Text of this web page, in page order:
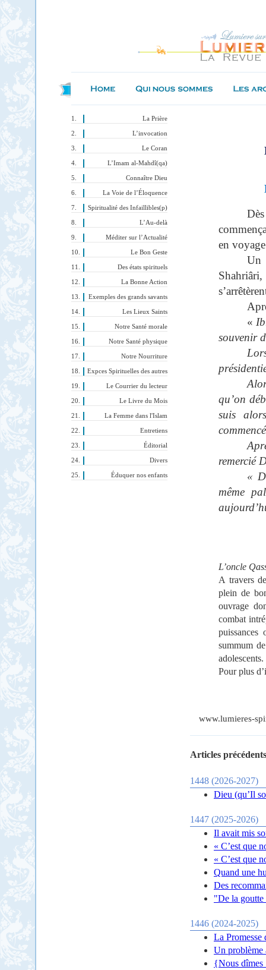
La Prière
L’invocation
Le Coran
L’Imam al-Mahdî(qa)
Connaître Dieu
La Voie de l’Éloquence
Spiritualité des Infaillibles(p)
L’Au-delà
Méditer sur l’Actualité
Le Bon Geste
Des états spirituels
La Bonne Action
Exemples des grands savants
Les Lieux Saints
Notre Santé morale
Notre Santé physique
Notre Nourriture
Expces Spirituelles des autres
Le Courrier du lecteur
Le Livre du Mois
La Femme dans l'Islam
Entretiens
Éditorial
Divers
Éduquer nos enfants
en
Un
«
souvenir
qu’on
suis
remercié
«
même
L’oncle
A travers
plein de
ouvrage
combat
puissances
summum
adolescents.
Pour plus
www.lumieres-
Articles
1448 (2026-2027)
Dieu (qu’Il
1447 (2025-2026)
Il avait mis
« C’est que
« C’est que
Quand une
Des
"De la goutte
1446 (2024-2025)
La Promesse
Un problème
{Nous dîmes